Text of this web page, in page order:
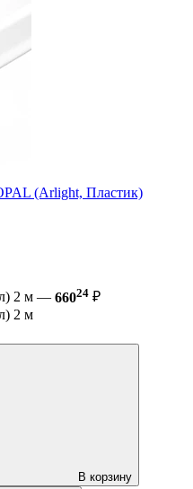
(Arlight, Пластик)
2 м — 66024 ₽
2 м
В корзину